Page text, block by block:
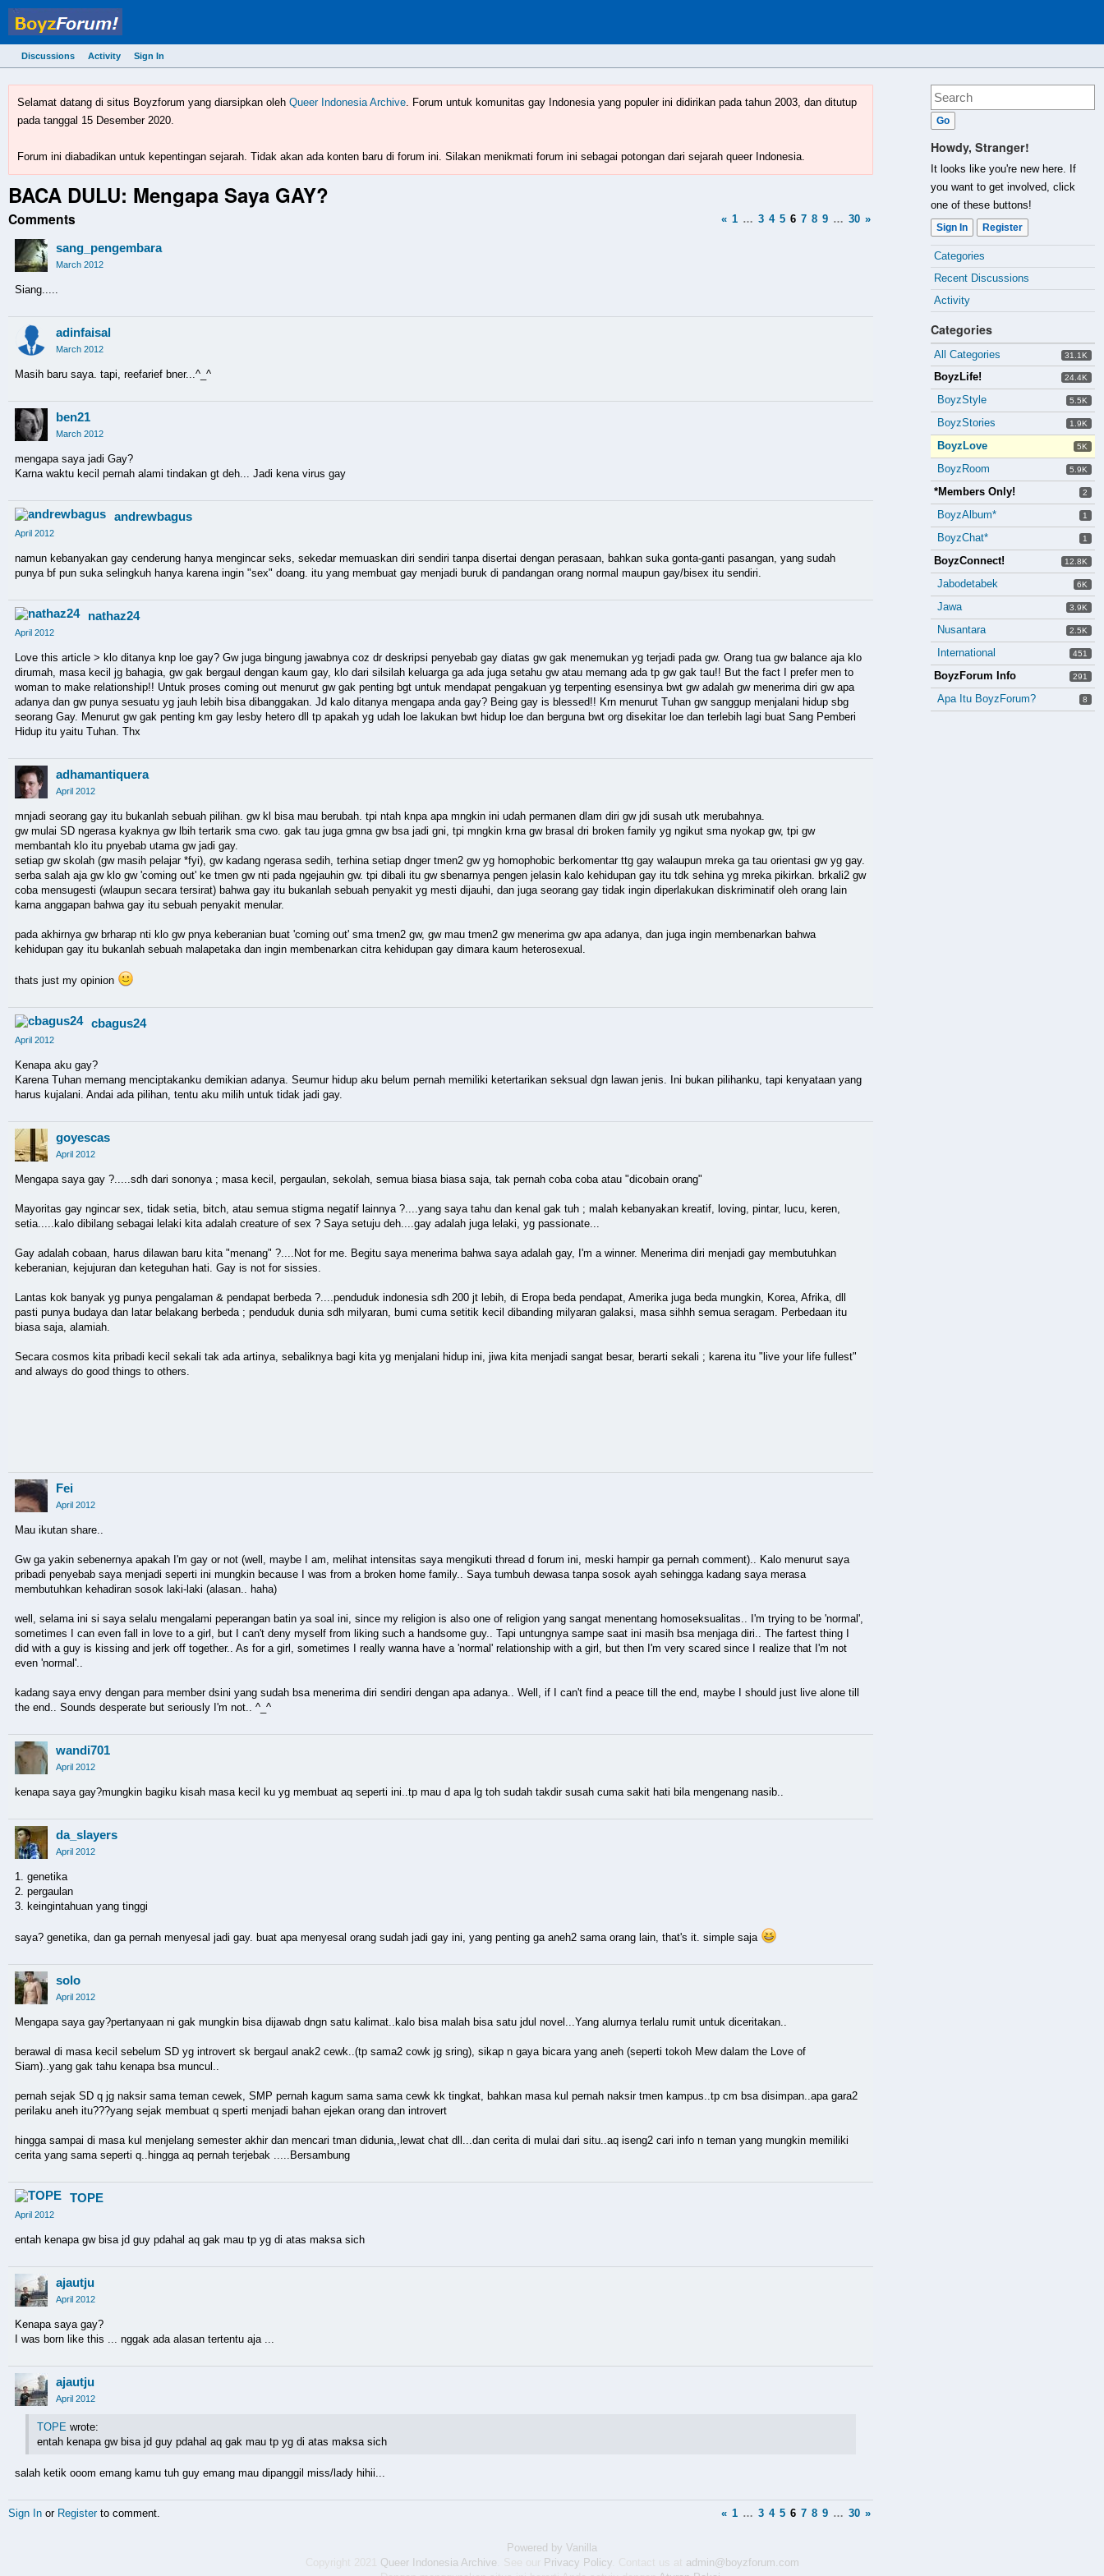
Discussions Activity Sign In
Howdy, Stranger!
It looks like you're new here. If
you want to get involved, click
one of these buttons!
Sign In Register
Quick
Links
Categories
Recent Discussions
Activity
Categories
31.1K
All Categories
24.4K
BoyzLife!
5.5K
BoyzStyle
1.9K
BoyzStories
5K
BoyzLove
5.9K
BoyzRoom
2
*Members Only!
1
BoyzAlbum*
1
BoyzChat*
12.8K
BoyzConnect!
6K
Jabodetabek
3.9K
Jawa
2.5K
Nusantara
451
International
291
BoyzForum Info
8
Apa Itu BoyzForum?
Selamat datang di situs Boyzforum yang diarsipkan oleh Queer Indonesia Archive. Forum untuk komunitas gay Indonesia yang populer ini didirikan pada tahun 2003, dan ditutup
pada tanggal 15 Desember 2020.
Forum ini diabadikan untuk kepentingan sejarah. Tidak akan ada konten baru di forum ini. Silakan menikmati forum ini sebagai potongan dari sejarah queer Indonesia.
BACA DULU: Mengapa Saya GAY?
« 1 … 3 4 5 6 7 8 9 … 30 »
Comments
sang_pengembara
March 2012
Siang.....
adinfaisal
March 2012
Masih baru saya. tapi, reefarief bner...^_^
ben21
March 2012
mengapa saya jadi Gay?
Karna waktu kecil pernah alami tindakan gt deh... Jadi kena virus gay
andrewbagus
April 2012
namun kebanyakan gay cenderung hanya mengincar seks, sekedar memuaskan diri sendiri tanpa disertai dengan perasaan, bahkan suka gonta-ganti pasangan, yang sudah
punya bf pun suka selingkuh hanya karena ingin "sex" doang. itu yang membuat gay menjadi buruk di pandangan orang normal maupun gay/bisex itu sendiri.
nathaz24
April 2012
Love this article > klo ditanya knp loe gay? Gw juga bingung jawabnya coz dr deskripsi penyebab gay diatas gw gak menemukan yg terjadi pada gw. Orang tua gw balance aja klo
dirumah, masa kecil jg bahagia, gw gak bergaul dengan kaum gay, klo dari silsilah keluarga ga ada juga setahu gw atau memang ada tp gw gak tau!! But the fact I prefer men to
woman to make relationship!! Untuk proses coming out menurut gw gak penting bgt untuk mendapat pengakuan yg terpenting esensinya bwt gw adalah gw menerima diri gw apa
adanya dan gw punya sesuatu yg jauh lebih bisa dibanggakan. Jd kalo ditanya mengapa anda gay? Being gay is blessed!! Krn menurut Tuhan gw sanggup menjalani hidup sbg
seorang Gay. Menurut gw gak penting km gay lesby hetero dll tp apakah yg udah loe lakukan bwt hidup loe dan berguna bwt org disekitar loe dan terlebih lagi buat Sang Pemberi
Hidup itu yaitu Tuhan. Thx
adhamantiquera
April 2012
mnjadi seorang gay itu bukanlah sebuah pilihan. gw kl bisa mau berubah. tpi ntah knpa apa mngkin ini udah permanen dlam diri gw jdi susah utk merubahnya.
gw mulai SD ngerasa kyaknya gw lbih tertarik sma cwo. gak tau juga gmna gw bsa jadi gni, tpi mngkin krna gw brasal dri broken family yg ngikut sma nyokap gw, tpi gw
membantah klo itu pnyebab utama gw jadi gay.
setiap gw skolah (gw masih pelajar *fyi), gw kadang ngerasa sedih, terhina setiap dnger tmen2 gw yg homophobic berkomentar ttg gay walaupun mreka ga tau orientasi gw yg gay.
serba salah aja gw klo gw 'coming out' ke tmen gw nti pada ngejauhin gw. tpi dibali itu gw sbenarnya pengen jelasin kalo kehidupan gay itu tdk sehina yg mreka pikirkan. brkali2 gw
coba mensugesti (wlaupun secara tersirat) bahwa gay itu bukanlah sebuah penyakit yg mesti dijauhi, dan juga seorang gay tidak ingin diperlakukan diskriminatif oleh orang lain
karna anggapan bahwa gay itu sebuah penyakit menular.
pada akhirnya gw brharap nti klo gw pnya keberanian buat 'coming out' sma tmen2 gw, gw mau tmen2 gw menerima gw apa adanya, dan juga ingin membenarkan bahwa
kehidupan gay itu bukanlah sebuah malapetaka dan ingin membenarkan citra kehidupan gay dimara kaum heterosexual.
thats just my opinion
cbagus24
April 2012
Kenapa aku gay?
Karena Tuhan memang menciptakanku demikian adanya. Seumur hidup aku belum pernah memiliki ketertarikan seksual dgn lawan jenis. Ini bukan pilihanku, tapi kenyataan yang
harus kujalani. Andai ada pilihan, tentu aku milih untuk tidak jadi gay.
goyescas
April 2012
Mengapa saya gay ?.....sdh dari sononya ; masa kecil, pergaulan, sekolah, semua biasa biasa saja, tak pernah coba coba atau "dicobain orang"
Mayoritas gay ngincar sex, tidak setia, bitch, atau semua stigma negatif lainnya ?....yang saya tahu dan kenal gak tuh ; malah kebanyakan kreatif, loving, pintar, lucu, keren,
setia.....kalo dibilang sebagai lelaki kita adalah creature of sex ? Saya setuju deh....gay adalah juga lelaki, yg passionate...
Gay adalah cobaan, harus dilawan baru kita "menang" ?....Not for me. Begitu saya menerima bahwa saya adalah gay, I'm a winner. Menerima diri menjadi gay membutuhkan
keberanian, kejujuran dan keteguhan hati. Gay is not for sissies.
Lantas kok banyak yg punya pengalaman & pendapat berbeda ?....penduduk indonesia sdh 200 jt lebih, di Eropa beda pendapat, Amerika juga beda mungkin, Korea, Afrika, dll
pasti punya budaya dan latar belakang berbeda ; penduduk dunia sdh milyaran, bumi cuma setitik kecil dibanding milyaran galaksi, masa sihhh semua seragam. Perbedaan itu
biasa saja, alamiah.
Secara cosmos kita pribadi kecil sekali tak ada artinya, sebaliknya bagi kita yg menjalani hidup ini, jiwa kita menjadi sangat besar, berarti sekali ; karena itu "live your life fullest"
and always do good things to others.
Fei
April 2012
Mau ikutan share..
Gw ga yakin sebenernya apakah I'm gay or not (well, maybe I am, melihat intensitas saya mengikuti thread d forum ini, meski hampir ga pernah comment).. Kalo menurut saya
pribadi penyebab saya menjadi seperti ini mungkin because I was from a broken home family.. Saya tumbuh dewasa tanpa sosok ayah sehingga kadang saya merasa
membutuhkan kehadiran sosok laki-laki (alasan.. haha)
well, selama ini si saya selalu mengalami peperangan batin ya soal ini, since my religion is also one of religion yang sangat menentang homoseksualitas.. I'm trying to be 'normal',
sometimes I can even fall in love to a girl, but I can't deny myself from liking such a handsome guy.. Tapi untungnya sampe saat ini masih bsa menjaga diri.. The fartest thing I
did with a guy is kissing and jerk off together.. As for a girl, sometimes I really wanna have a 'normal' relationship with a girl, but then I'm very scared since I realize that I'm not
even 'normal'..
kadang saya envy dengan para member dsini yang sudah bsa menerima diri sendiri dengan apa adanya.. Well, if I can't find a peace till the end, maybe I should just live alone till
the end.. Sounds desperate but seriously I'm not.. ^_^
wandi701
April 2012
kenapa saya gay?mungkin bagiku kisah masa kecil ku yg membuat aq seperti ini..tp mau d apa lg toh sudah takdir susah cuma sakit hati bila mengenang nasib..
da_slayers
April 2012
1. genetika
2. pergaulan
3. keingintahuan yang tinggi
saya? genetika, dan ga pernah menyesal jadi gay. buat apa menyesal orang sudah jadi gay ini, yang penting ga aneh2 sama orang lain, that's it. simple saja
solo
April 2012
Mengapa saya gay?pertanyaan ni gak mungkin bisa dijawab dngn satu kalimat..kalo bisa malah bisa satu jdul novel...Yang alurnya terlalu rumit untuk diceritakan..
berawal di masa kecil sebelum SD yg introvert sk bergaul anak2 cewk..(tp sama2 cowk jg sring), sikap n gaya bicara yang aneh (seperti tokoh Mew dalam the Love of
Siam)..yang gak tahu kenapa bsa muncul..
pernah sejak SD q jg naksir sama teman cewek, SMP pernah kagum sama sama cewk kk tingkat, bahkan masa kul pernah naksir tmen kampus..tp cm bsa disimpan..apa gara2
perilaku aneh itu???yang sejak membuat q sperti menjadi bahan ejekan orang dan introvert
hingga sampai di masa kul menjelang semester akhir dan mencari tman didunia,,lewat chat dll...dan cerita di mulai dari situ..aq iseng2 cari info n teman yang mungkin memiliki
cerita yang sama seperti q..hingga aq pernah terjebak .....Bersambung
TOPE
April 2012
entah kenapa gw bisa jd guy pdahal aq gak mau tp yg di atas maksa sich
ajautju
April 2012
Kenapa saya gay?
I was born like this ... nggak ada alasan tertentu aja ...
ajautju
April 2012
TOPE wrote:
entah kenapa gw bisa jd guy pdahal aq gak mau tp yg di atas maksa sich
salah ketik ooom emang kamu tuh guy emang mau dipanggil miss/lady hihii...
« 1 … 3 4 5 6 7 8 9 … 30 »
Sign In or Registerto comment.
Powered by Vanilla
Copyright 2021 Queer Indonesia Archive . See our Privacy Policy. Contact us at admin@boyzforum.com